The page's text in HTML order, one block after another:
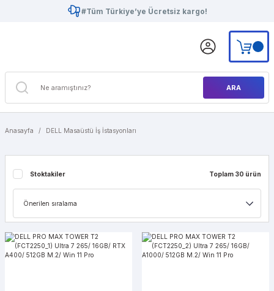
#Tüm Türkiye’ye Ücretsiz kargo!
ARA
Anasayfa DELL Masaüstü İş İstasyonları
Stoktakiler Toplam 30 ürün